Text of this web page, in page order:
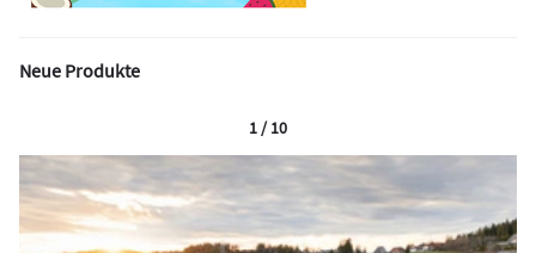
Neue Produkte
1 / 10